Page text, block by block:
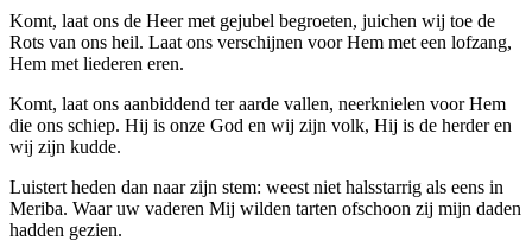
Komt, laat ons de Heer met gejubel begroe­ten, juichen wij toe de
Rots van ons heil. Laat ons verschijnen voor Hem met een lof­zang,
Hem met liederen eren.
Komt, laat ons aanbiddend ter aarde vallen, neerknielen voor Hem
die ons schiep. Hij is onze God en wij zijn volk, Hij is de herder en
wij zijn kudde.
Luistert heden dan naar zijn stem: weest niet halsstarrig als eens in
Meriba. Waar uw vaderen Mij wilden tarten ofschoon zij mijn daden
hadden gezien.